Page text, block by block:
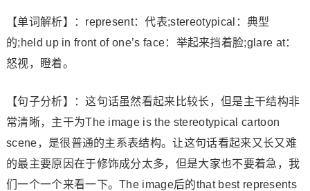
【单词解析】：represent：代表;stereotypical：典型
的;held up in front of one’s face：举起来挡着脸;glare at：
怒视，瞪着。
【句子分析】：这句话虽然看起来比较长，但是主干结构非
常清晰，主干为The image is the stereotypical cartoon
scene，是很普通的主系表结构。让这句话看起来又长又难
的最主要原因在于修饰成分太多，但是大家也不要着急，我
们一个一个来看一下。The image后的that best represents